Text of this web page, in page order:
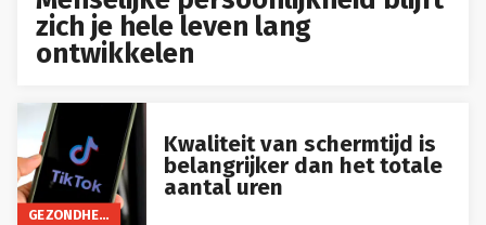
zich je hele leven lang
ontwikkelen
GEZONDHEID
Kwaliteit van schermtijd is
belangrijker dan het totale
aantal uren